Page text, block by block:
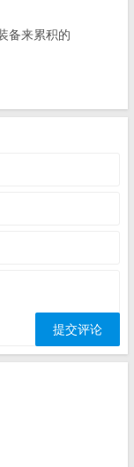
备来累积的